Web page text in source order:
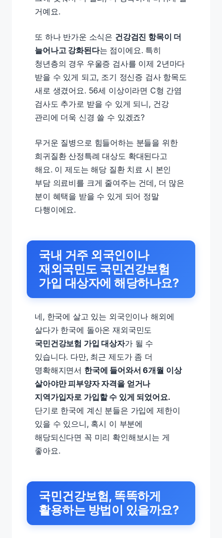
거예요.
또 하나 반가운 소식은 건강검진 항목이 더
늘어나고 강화된다는 점이에요. 특히
청년층의 경우 우울증 검사를 이제 2년마다
받을 수 있게 되고, 조기 정신증 검사 항목도
새로 생겼어요. 56세 이상이라면 C형 간염
검사도 추가로 받을 수 있게 되니, 건강
관리에 더욱 신경 쓸 수 있겠죠?
무거운 질병으로 힘들어하는 분들을 위한
희귀질환 산정특례 대상도 확대된다고
해요. 이 제도는 해당 질환 치료 시 본인
부담 의료비를 크게 줄여주는 건데, 더 많은
분이 혜택을 받을 수 있게 되어 정말
다행이에요.
국내 거주 외국인이나
재외국민도 국민건강보험
가입 대상자에 해당하나요?
네, 한국에 살고 있는 외국인이나 해외에
살다가 한국에 돌아온 재외국민도
국민건강보험 가입 대상자가 될 수
있습니다. 다만, 최근 제도가 좀 더
명확해지면서 한국에 들어와서 6개월 이상
살아야만 피부양자 자격을 얻거나
지역가입자로 가입할 수 있게 되었어요.
단기로 한국에 계신 분들은 가입에 제한이
있을 수 있으니, 혹시 이 부분에
해당되신다면 꼭 미리 확인해보시는 게
좋아요.
국민건강보험, 똑똑하게
활용하는 방법이 있을까요?